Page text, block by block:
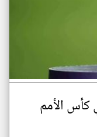
كأس الأمم